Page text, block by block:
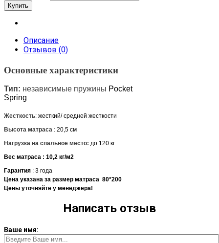
Описание
Отзывов (0)
Основные характеристики
Тип: независимые пружины Pocket
Spring
Жесткость: жесткий/ средней жесткости
Высотa матраса : 20,5 см
Нагрузка на спальное место: до 120 кг
Вес матраса : 10,2 кг/м2
Гарантия : 3 года
Цена указана за размер матраса 80*200
Цены уточняйте у менеджера!
Написать отзыв
Ваше имя: